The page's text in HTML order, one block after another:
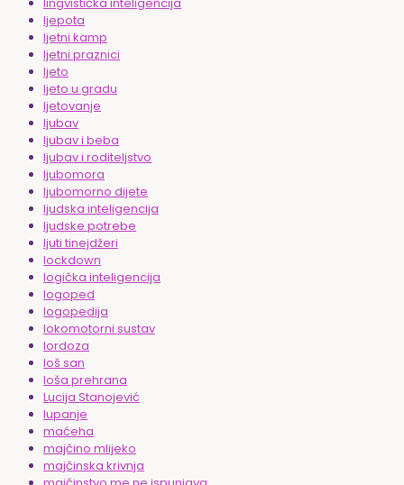
ljepota
ljetni kamp
ljetni praznici
ljeto
ljeto u gradu
ljetovanje
ljubav
ljubav i beba
ljubav i roditeljstvo
ljubomora
ljubomorno dijete
ljudska inteligencija
ljudske potrebe
ljuti tinejdžeri
lockdown
logička inteligencija
logoped
logopedija
lokomotorni sustav
lordoza
loš san
loša prehrana
Lucija Stanojević
lupanje
maćeha
majčino mlijeko
majčinska krivnja